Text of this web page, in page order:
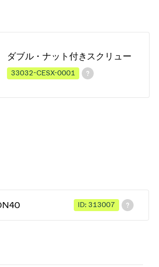
ダブル・ナット付きスクリュー
33032-CESX-0001
ID: 313007